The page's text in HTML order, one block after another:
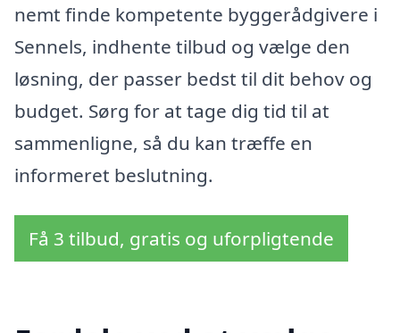
nemt finde kompetente byggerådgivere i
Sennels, indhente tilbud og vælge den
løsning, der passer bedst til dit behov og
budget. Sørg for at tage dig tid til at
sammenligne, så du kan træffe en
informeret beslutning.
Få 3 tilbud, gratis og uforpligtende